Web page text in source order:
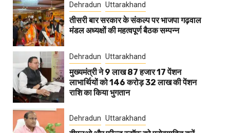
Dehradun Uttarakhand
तीसरी बार सरकार के संकल्प पर भाजपा गढ़वाल
मंडल अध्यक्षों की महत्वपूर्ण बैठक सम्पन्न
Dehradun Uttarakhand
मुख्यमंत्री ने 9 लाख 87 हजार 17 पेंशन
लाभार्थियों को 146 करोड़ 32 लाख की पेंशन
राशि का किया भुगतान
Dehradun Uttarakhand